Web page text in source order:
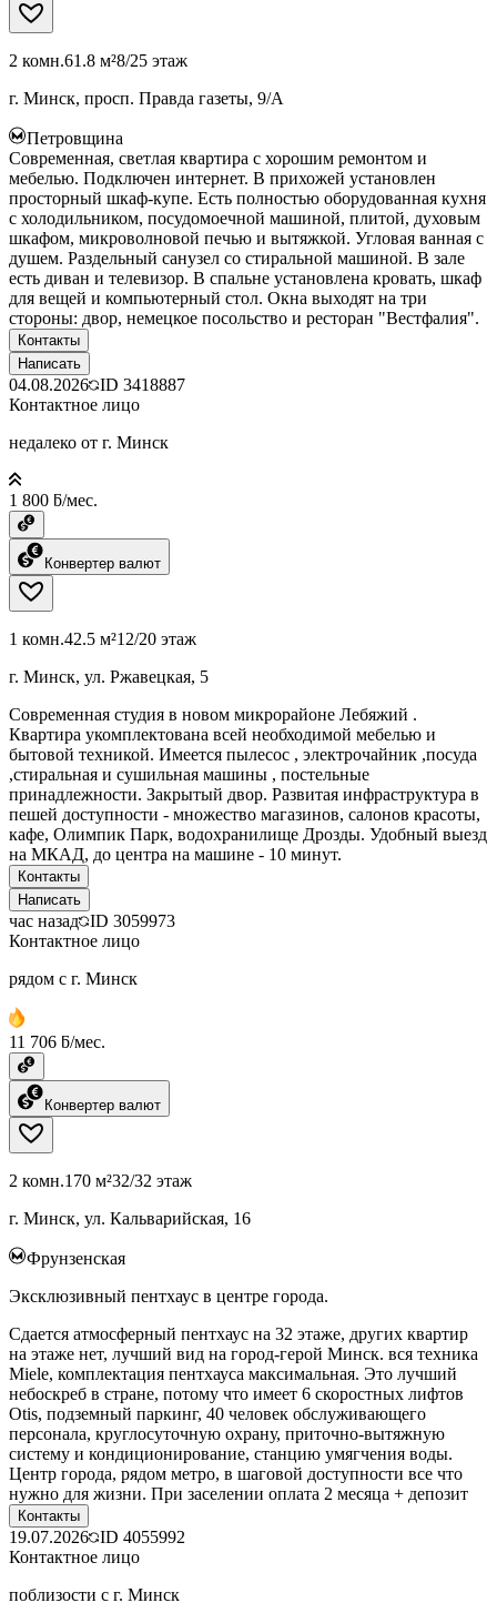
2 комн.61.8 м²8/25 этаж
г. Минск, просп. Правда газеты, 9/А
Петровщина
Современная, светлая квартира с хорошим ремонтом и
мебелью. Подключен интернет. В прихожей установлен
просторный шкаф-купе. Есть полностью оборудованная кухня
с холодильником, посудомоечной машиной, плитой, духовым
шкафом, микроволновой печью и вытяжкой. Угловая ванная с
душем. Раздельный санузел со стиральной машиной. В зале
есть диван и телевизор. В спальне установлена кровать, шкаф
для вещей и компьютерный стол. Окна выходят на три
стороны: двор, немецкое посольство и ресторан "Вестфалия".
Контакты
Написать
04.08.2026 ID 3418887
Контактное лицо
недалеко от г. Минск
1 800 ƃ/мес.
Конвертер валют
1 комн.42.5 м²12/20 этаж
г. Минск, ул. Ржавецкая, 5
Современная студия в новом микрорайоне Лебяжий .
Квартира укомплектована всей необходимой мебелью и
бытовой техникой. Имеется пылесос , электрочайник ,посуда
,стиральная и сушильная машины , постельные
принадлежности. Закрытый двор. Развитая инфраструктура в
пешей доступности - множество магазинов, салонов красоты,
кафе, Олимпик Парк, водохранилище Дрозды. Удобный выезд
на МКАД, до центра на машине - 10 минут.
Контакты
Написать
час назад ID 3059973
Контактное лицо
рядом с г. Минск
11 706 ƃ/мес.
Конвертер валют
2 комн.170 м²32/32 этаж
г. Минск, ул. Кальварийская, 16
Фрунзенская
Эксклюзивный пентхаус в центре города.
Сдается атмосферный пентхаус на 32 этаже, других квартир
на этаже нет, лучший вид на город-герой Минск. вся техника
Miele, комплектация пентхауса максимальная. Это лучший
небоскреб в стране, потому что имеет 6 скоростных лифтов
Otis, подземный паркинг, 40 человек обслуживающего
персонала, круглосуточную охрану, приточно-вытяжную
систему и кондиционирование, станцию умягчения воды.
Центр города, рядом метро, в шаговой доступности все что
нужно для жизни. При заселении оплата 2 месяца + депозит
Контакты
19.07.2026 ID 4055992
Контактное лицо
поблизости с г. Минск